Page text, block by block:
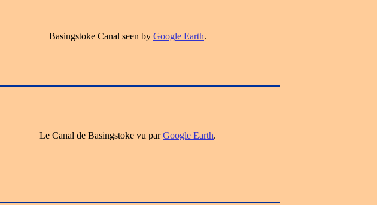
Basingstoke Canal seen by Google Earth.
Le Canal de Basingstoke vu parGoogle Earth.